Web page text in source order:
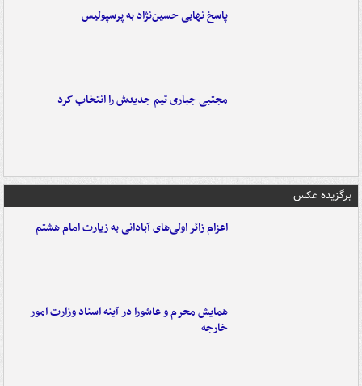
پاسخ نهایی حسین‌نژاد به پرسپولیس
مجتبی جباری تیم جدیدش را انتخاب کرد
برگزیده عکس
اعزام زائر اولی‌های آبادانی به زیارت امام هشتم
همایش محرم و عاشورا در آینه اسناد وزارت امور
خارجه